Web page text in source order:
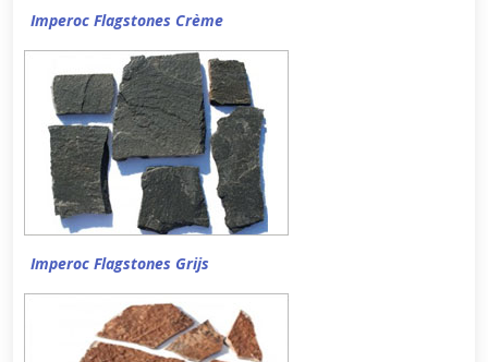
Imperoc Flagstones Crème
Imperoc Flagstones Grijs